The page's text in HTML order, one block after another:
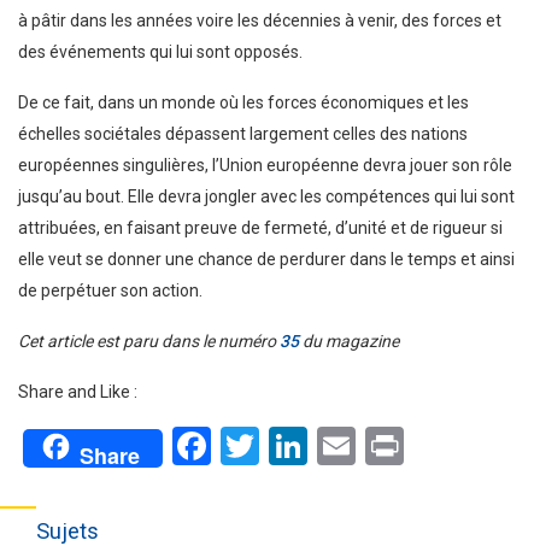
à pâtir dans les années voire les décennies à venir, des forces et
des événements qui lui sont opposés.
De ce fait, dans un monde où les forces économiques et les
échelles sociétales dépassent largement celles des nations
européennes singulières, l’Union européenne devra jouer son rôle
jusqu’au bout. Elle devra jongler avec les compétences qui lui sont
attribuées, en faisant preuve de fermeté, d’unité et de rigueur si
elle veut se donner une chance de perdurer dans le temps et ainsi
de perpétuer son action.
Cet article est paru dans le numéro35du magazine
Share and Like :
Share Facebook
Twitter
LinkedIn
Email
Sujets